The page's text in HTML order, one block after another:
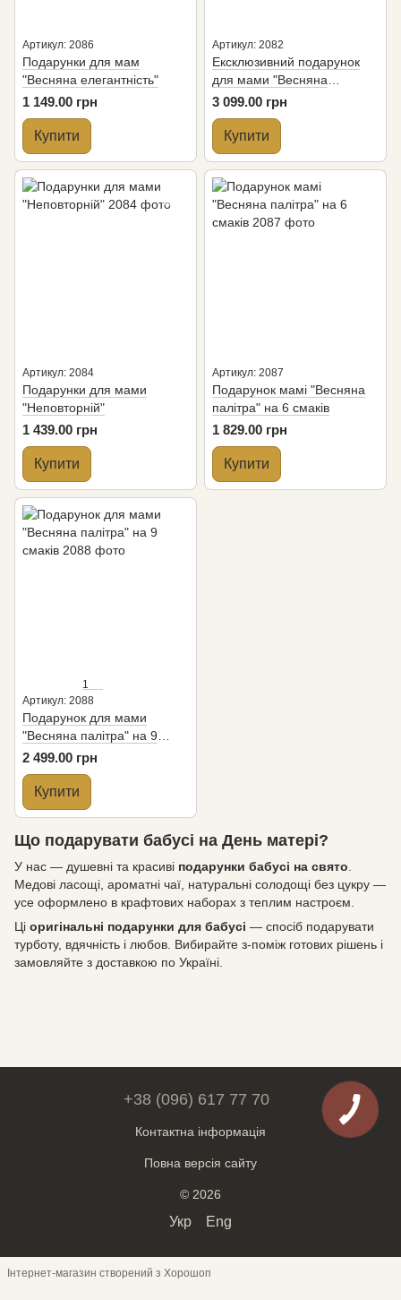
Артикул: 2086
Подарунки для мам
"Весняна елегантність"
1 149.00 грн
Купити
Артикул: 2082
Ексклюзивний подарунок
для мами "Весняна
колекція"
3 099.00 грн
Купити
Артикул: 2084
Подарунки для мами
"Неповторній"
1 439.00 грн
Купити
Артикул: 2087
Подарунок мамі "Весняна
палітра" на 6 смаків
1 829.00 грн
Купити
1
Артикул: 2088
Подарунок для мами
"Весняна палітра" на 9
смаків
2 499.00 грн
Купити
Що подарувати бабусі на День матері?
У нас — душевні та красиві подарунки бабусі на свято.
Медові ласощі, ароматні чаї, натуральні солодощі без цукру —
усе оформлено в крафтових наборах з теплим настроєм.
Ці оригінальні подарунки для бабусі — спосіб подарувати
турботу, вдячність і любов. Вибирайте з-поміж готових рішень і
замовляйте з доставкою по Україні.
+38 (096) 617 77 70
Контактна інформація
Повна версія сайту
© 2026
Укр Eng
Інтернет-магазин створений з Хорошоп